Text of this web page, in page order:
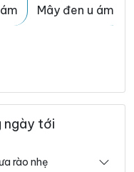
Mây đen u ám
ngày tới
rào nhẹ